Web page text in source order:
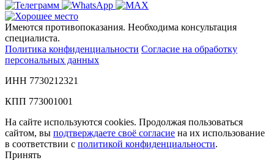
Имеются противопоказания. Необходима консультация
специалиста.
Политика конфиденциальности Согласие на обработку
персональных данных
ИНН 7730212321
КПП 773001001
На сайте используются cookies. Продолжая пользоваться
сайтом, вы подтверждаете своё согласие на их использование
в соответствии с политикой конфиденциальности.
Принять